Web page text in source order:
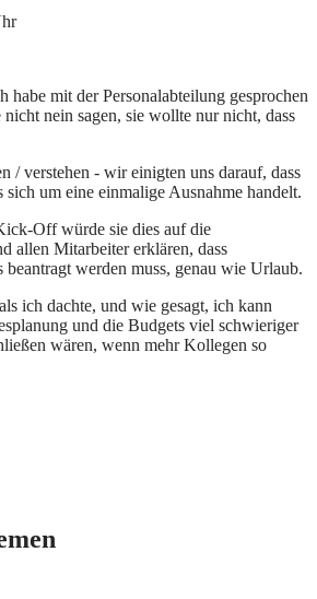
mit der Personalabteilung gesprochen
nein sagen, sie wollte nur nicht, dass
/ verstehen - wir einigten uns darauf, dass
sich um eine einmalige Ausnahme handelt.
Off würde sie dies auf die
allen Mitarbeiter erklären, dass
beantragt werden muss, genau wie Urlaub.
ich dachte, und wie gesagt, ich kann
und die Budgets viel schwieriger
wären, wenn mehr Kollegen so